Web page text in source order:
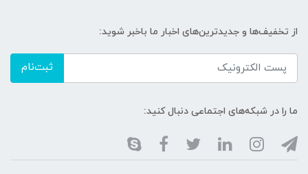
از تخفیف‌ها و جدیدترین‌های اخبار ما باخبر شوید:
ثبت‌نام
ما را در شبکه‌های اجتماعی دنبال کنید: